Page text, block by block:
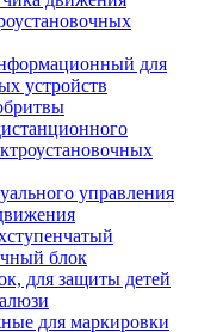
для
устройств
управления
блок
для защиты детей
для маркировки